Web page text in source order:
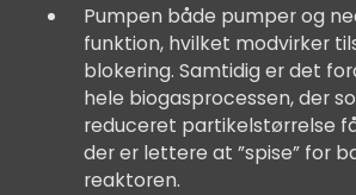
Pumpen både pumper og
funktion, hvilket modvirker
blokering. Samtidig er det
hele biogasprocessen, der
reduceret partikelstørrelse
der er lettere at ”spise” for
reaktoren.